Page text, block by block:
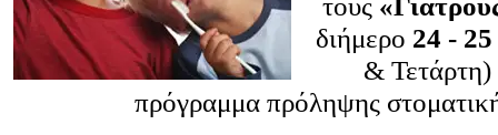
διήμερο 24 -
& Τετάρτη)
πρόγραμμα πρόληψης